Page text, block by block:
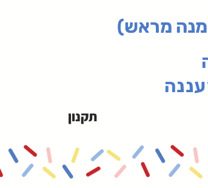
תקנון